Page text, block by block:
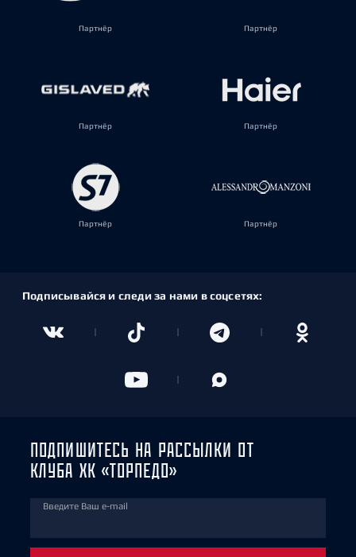
Партнёр Партнёр
Партнёр Партнёр
Партнёр Партнёр
Подписывайся и следи за нами в соцсетях:
ПОДПИШИТЕСЬ НА РАССЫЛКИ ОТ
КЛУБА ХК «ТОРПЕДО»
Введите Ваш e-mail